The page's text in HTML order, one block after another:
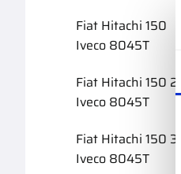
Fiat Hitachi 150
Iveco 8045T
Fiat Hitachi 150 2
Iveco 8045T
Fiat Hitachi 150 3
Iveco 8045T